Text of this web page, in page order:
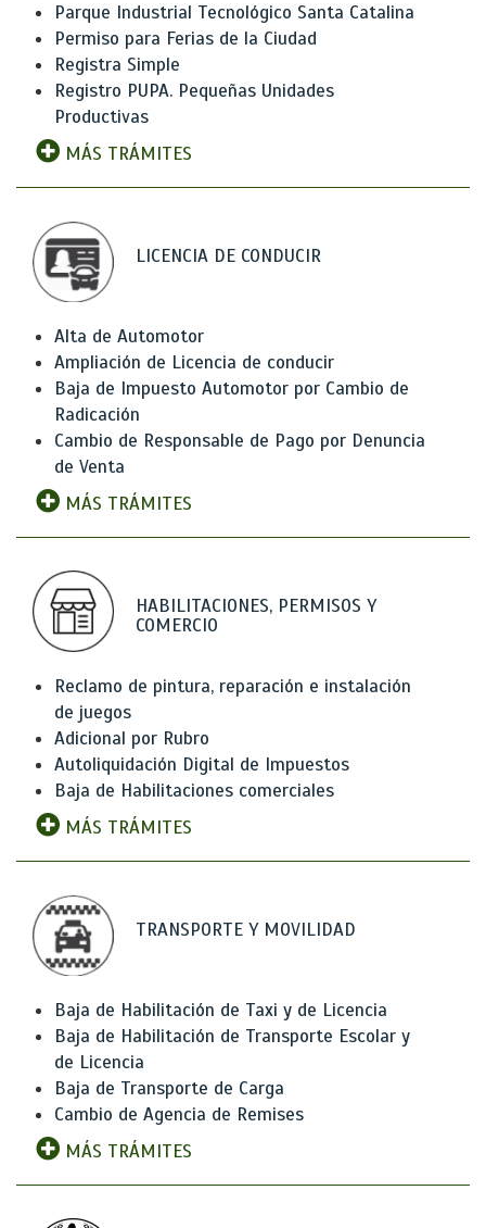
Parque Industrial Tecnológico Santa Catalina
Permiso para Ferias de la Ciudad
Registra Simple
Registro PUPA. Pequeñas Unidades
Productivas
MÁS TRÁMITES
LICENCIA DE CONDUCIR
Alta de Automotor
Ampliación de Licencia de conducir
Baja de Impuesto Automotor por Cambio de
Radicación
Cambio de Responsable de Pago por Denuncia
de Venta
MÁS TRÁMITES
HABILITACIONES, PERMISOS Y
COMERCIO
Reclamo de pintura, reparación e instalación
de juegos
Adicional por Rubro
Autoliquidación Digital de Impuestos
Baja de Habilitaciones comerciales
MÁS TRÁMITES
TRANSPORTE Y MOVILIDAD
Baja de Habilitación de Taxi y de Licencia
Baja de Habilitación de Transporte Escolar y
de Licencia
Baja de Transporte de Carga
Cambio de Agencia de Remises
MÁS TRÁMITES